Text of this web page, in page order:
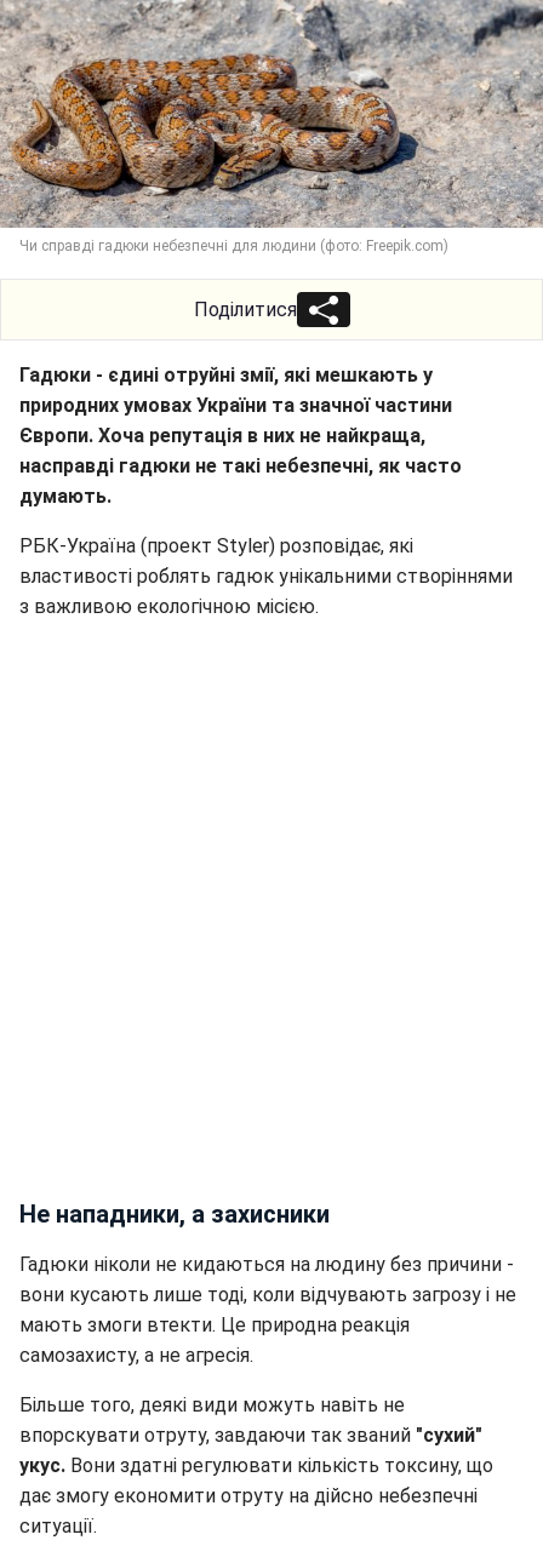
Чи справді гадюки небезпечні для людини (фото: Freepik.com)
Поділитися
Гадюки - єдині отруйні змії, які мешкають у
природних умовах України та значної частини
Європи. Хоча репутація в них не найкраща,
насправді гадюки не такі небезпечні, як часто
думають.
РБК-Україна (проект Styler) розповідає, які
властивості роблять гадюк унікальними створіннями
з важливою екологічною місією.
Не нападники, а захисники
Гадюки ніколи не кидаються на людину без причини -
вони кусають лише тоді, коли відчувають загрозу і не
мають змоги втекти. Це природна реакція
самозахисту, а не агресія.
Більше того, деякі види можуть навіть не
впорскувати отруту, завдаючи так званий "сухий"
укус. Вони здатні регулювати кількість токсину, що
дає змогу економити отруту на дійсно небезпечні
ситуації.